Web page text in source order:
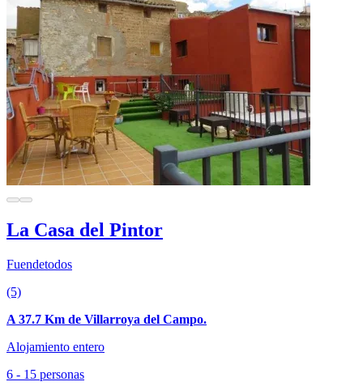
La Casa del Pintor
Fuendetodos
(5)
A 37.7 Km de Villarroya del Campo.
Alojamiento entero
6 - 15 personas